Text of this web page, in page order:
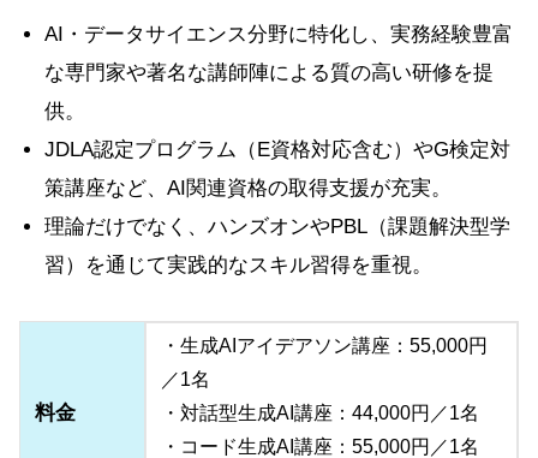
AI・データサイエンス分野に特化し、実務経験豊富
な専門家や著名な講師陣による質の高い研修を提
供。
JDLA認定プログラム（E資格対応含む）やG検定対
策講座など、AI関連資格の取得支援が充実。
理論だけでなく、ハンズオンやPBL（課題解決型学
習）を通じて実践的なスキル習得を重視。
料金
・生成AIアイデアソン講座：55,000円
／1名
・対話型生成AI講座：44,000円／1名
・コード生成AI講座：55,000円／1名